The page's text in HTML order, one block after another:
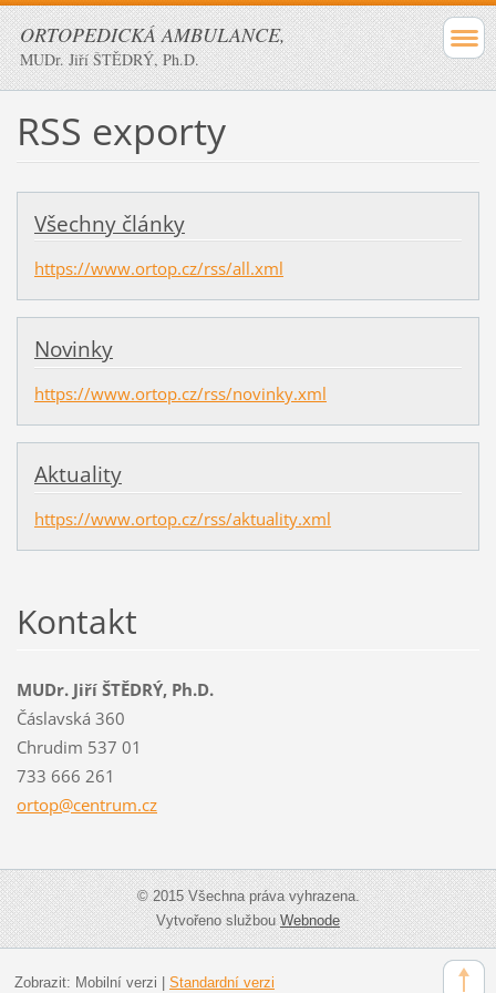
ORTOPEDICKÁ AMBULANCE,
MUDr. Jiří ŠTĚDRÝ, Ph.D.
RSS exporty
Všechny články
https://www.ortop.cz/rss/all.xml
Novinky
https://www.ortop.cz/rss/novinky.xml
Aktuality
https://www.ortop.cz/rss/aktuality.xml
Kontakt
MUDr. Jiří ŠTĚDRÝ, Ph.D.
Čáslavská 360
Chrudim 537 01
733 666 261
ortop@centrum.cz
© 2015 Všechna práva vyhrazena.
Vytvořeno službouWebnode
Zobrazit: Mobilní verzi | Standardní verzi